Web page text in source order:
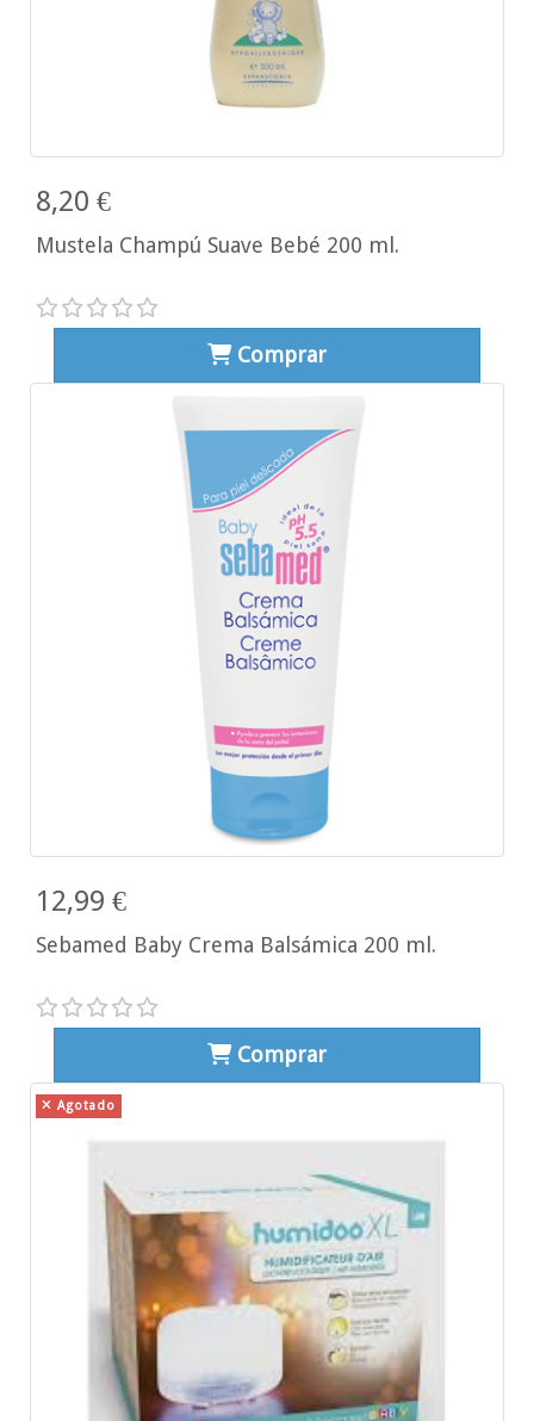
8,20 €
Mustela Champú Suave Bebé 200 ml.
Comprar
12,99 €
Sebamed Baby Crema Balsámica 200 ml.
Comprar
Agotado